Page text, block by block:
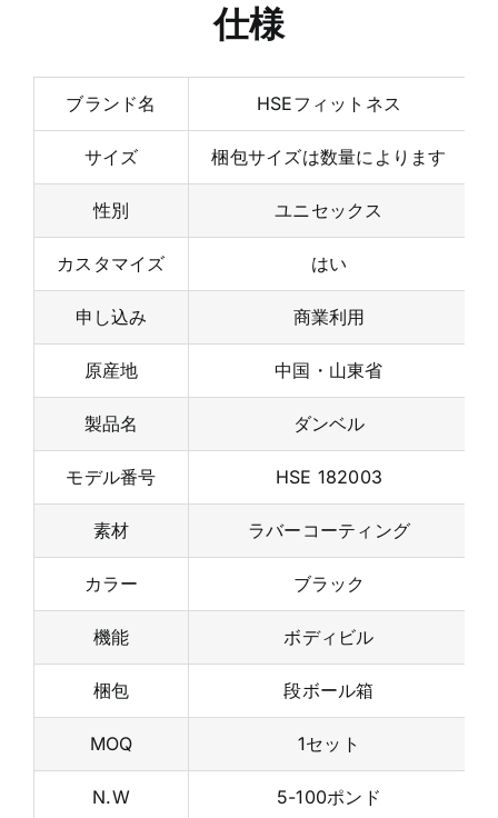
仕様
ブランド名 HSEフィットネス
サイズ 梱包サイズは数量によります
性別 ユニセックス
カスタマイズ はい
申し込み 商業利用
原産地 中国・山東省
製品名 ダンベル
モデル番号 HSE 182003
素材 ラバーコーティング
カラー ブラック
機能 ボディビル
梱包 段ボール箱
MOQ 1セット
N.W 5-100ポンド